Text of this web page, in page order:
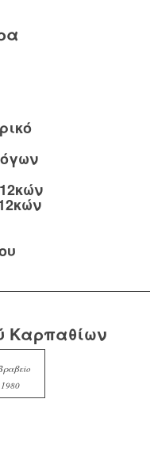
Καρπαθίων